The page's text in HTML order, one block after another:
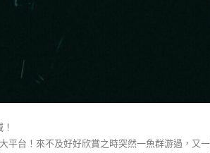
平台！來不及好好欣賞之時突然一魚群游過，又